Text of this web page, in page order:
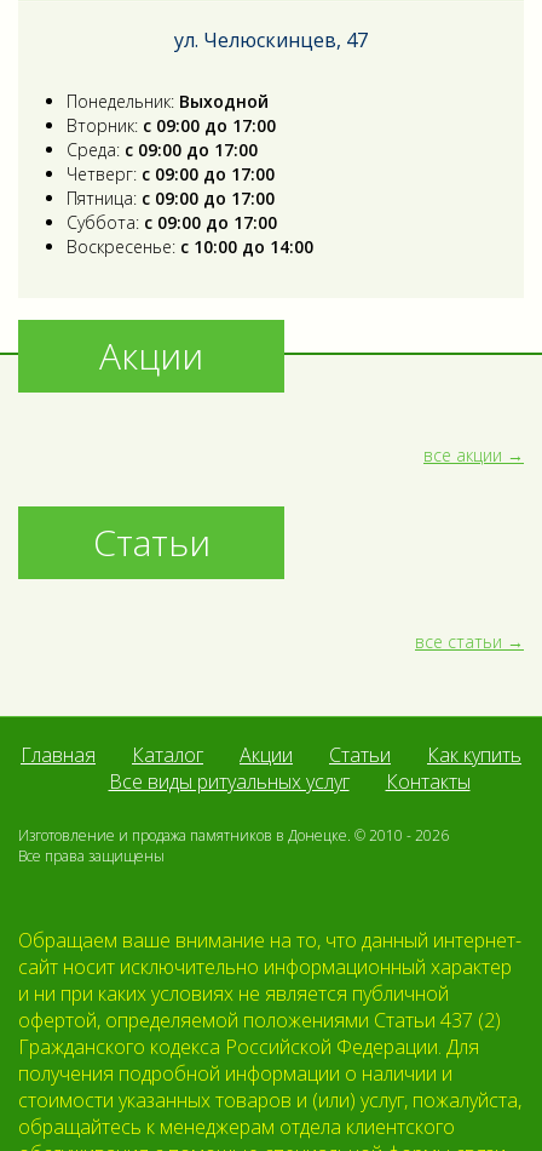
ул. Челюскинцев, 47
Понедельник: Выходной
Вторник: с 09:00 до 17:00
Среда: с 09:00 до 17:00
Четверг: с 09:00 до 17:00
Пятница: с 09:00 до 17:00
Суббота: с 09:00 до 17:00
Воскресенье: с 10:00 до 14:00
Акции
все акции
Статьи
все статьи
Главная Каталог Акции Статьи
Как купить
Все виды ритуальных услуг
Контакты
Изготовление и продажа памятников в Донецке. © 2010 - 2026
Все права защищены
Обращаем ваше внимание на то, что данный интернет-
сайт носит исключительно информационный характер
и ни при каких условиях не является публичной
офертой, определяемой положениями Статьи 437 (2)
Гражданского кодекса Российской Федерации. Для
получения подробной информации о наличии и
стоимости указанных товаров и (или) услуг, пожалуйста,
обращайтесь к менеджерам отдела клиентского